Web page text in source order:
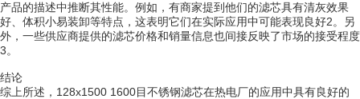
产品的描述中推断其性能。例如，有商家提到他们的滤芯具有清灰效果
好、体积小易装卸等特点，这表明它们在实际应用中可能表现良好2。另
外，一些供应商提供的滤芯价格和销量信息也间接反映了市场的接受程度
3。
结论
综上所述，128x1500 1600目不锈钢滤芯在热电厂的应用中具有良好的